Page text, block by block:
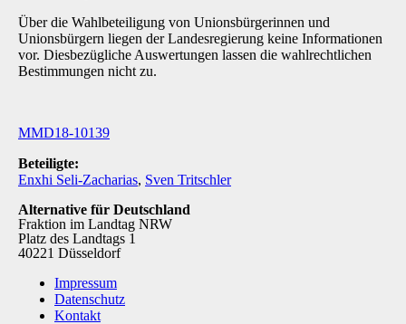
Über die Wahlbeteiligung von Unionsbürgerinnen und
Unionsbürgern liegen der Landesregie­rung keine Informationen
vor. Diesbezügliche Auswertungen lassen die wahlrechtlichen
Best­immungen nicht zu.
MMD18-10139
Beteiligte:
Enxhi Seli-Zacharias, Sven Tritschler
Alternative für Deutschland
Fraktion im Landtag NRW
Platz des Landtags 1
40221 Düsseldorf
Impressum
Datenschutz
Kontakt